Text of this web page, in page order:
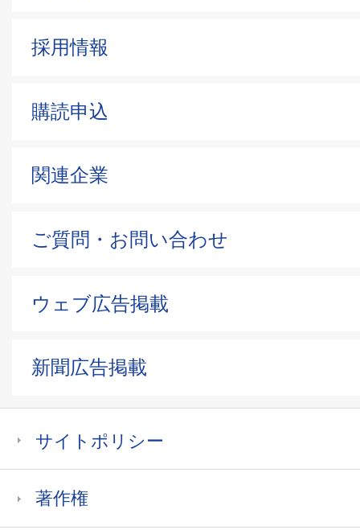
採用情報
購読申込
関連企業
ご質問・お問い合わせ
ウェブ広告掲載
新聞広告掲載
サイトポリシー
著作権